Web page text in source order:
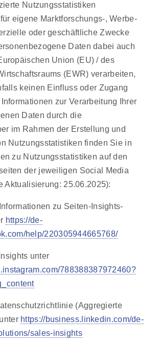
Nutzungsstatistiken
eigene Marktforschungs-, Werbe-
oder geschäftliche Zwecke
Daten dabei auch
Union (EU) / des
(EWR) verarbeiten,
keinen Einfluss oder Zugang
zur Verarbeitung Ihrer
Daten durch die
im Rahmen der Erstellung und
Nutzungsstatistiken finden Sie in
zu Nutzungsstatistiken auf den
der jeweiligen Social Media
Aktualisierung: 25.06.2025):
zu Seiten-Insights-
https://de-
help/220305944665768/
unter
788388387972460?
(Aggregierte
https://business.linkedin.com/de-
sales-insights